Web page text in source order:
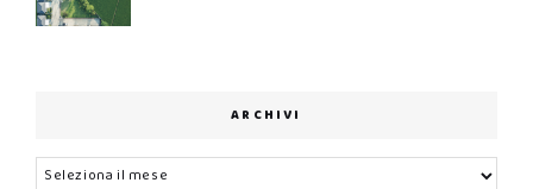
ARCHIVI
Archivi